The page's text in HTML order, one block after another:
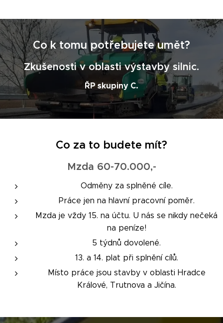
Co k tomu potřebujete umět?
Zkušenosti v oblasti výstavby silnic.
ŘP skupiny C.
Co za to budete mít?
Mzda 60-70.000,-
Odměny za splněné cíle.
Práce jen na hlavní pracovní poměr.
Mzda je vždy 15. na účtu. U nás se nikdy nečeká
na peníze!
5 týdnů dovolené.
13. a 14. plat při splnění cílů.
Místo práce jsou stavby v oblasti Hradce
Králové, Trutnova a Jičína.